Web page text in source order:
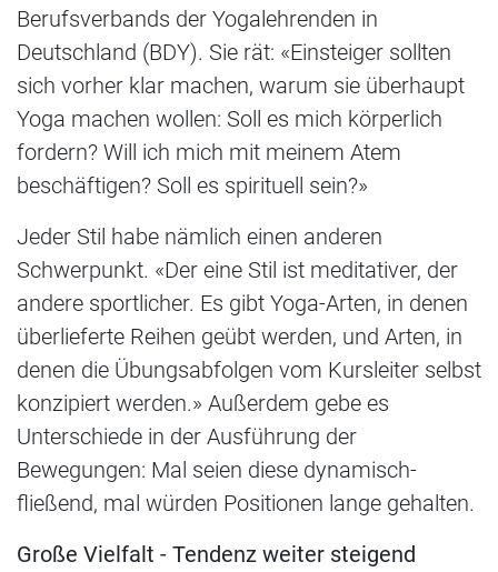
Berufsverbands der Yogalehrenden in
Deutschland (BDY). Sie rät: «Einsteiger sollten
sich vorher klar machen, warum sie überhaupt
Yoga machen wollen: Soll es mich körperlich
fordern? Will ich mich mit meinem Atem
beschäftigen? Soll es spirituell sein?»
Jeder Stil habe nämlich einen anderen
Schwerpunkt. «Der eine Stil ist meditativer, der
andere sportlicher. Es gibt Yoga-Arten, in denen
überlieferte Reihen geübt werden, und Arten, in
denen die Übungsabfolgen vom Kursleiter selbst
konzipiert werden.» Außerdem gebe es
Unterschiede in der Ausführung der
Bewegungen: Mal seien diese dynamisch-
fließend, mal würden Positionen lange gehalten.
Große Vielfalt - Tendenz weiter steigend